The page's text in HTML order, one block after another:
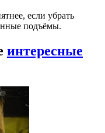
если убрать
подъёмы.
интересные